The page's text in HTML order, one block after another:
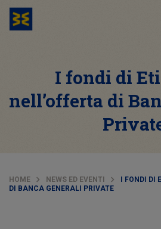
I fondi di
nell’offerta di
HOME NEWS ED EVENTI
I FONDI DI
DI BANCA GENERALI PRIVATE